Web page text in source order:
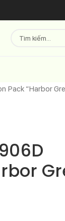
Pack “Harbor